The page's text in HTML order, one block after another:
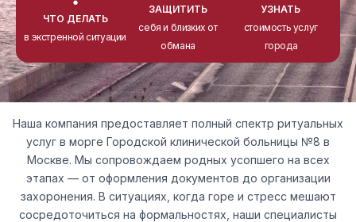
ЧТО ДЕЛАТЬ
в экстренной ситуации
ЗАЩИТИТЬ
себя и близких от
обмана
УЗНАТЬ
стоимость услуг
города
Наша компания предоставляет полный спектр ритуальных
услуг в морге Городской клинической больницы №8 в
Москве. Мы сопровождаем родных усопшего на всех
этапах — от оформления документов до организации
захоронения. В ситуациях, когда горе и стресс мешают
сосредоточиться на формальностях, наши специалисты